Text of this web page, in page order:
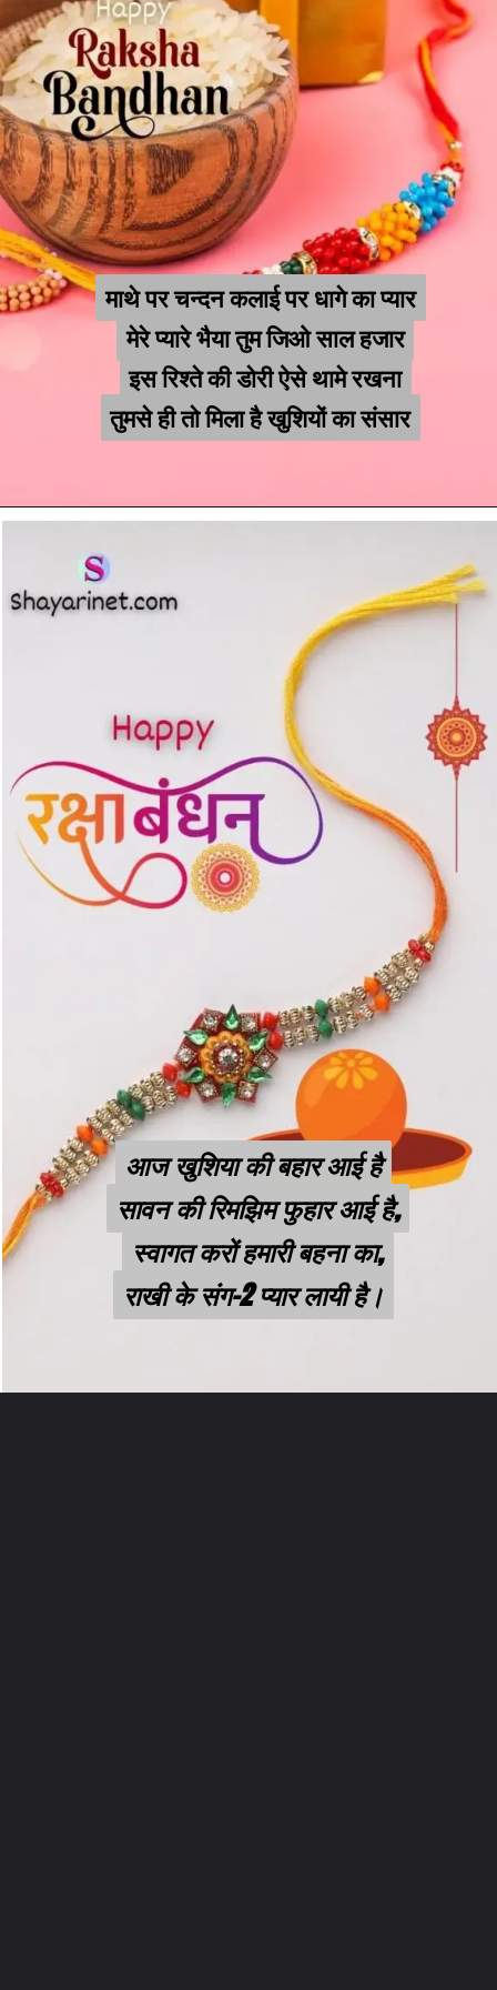
माथे पर चन्दन कलाई पर धागे का प्यार
मेरे प्यारे भैया तुम जिओ साल हजार
इस रिश्ते की डोरी ऐसे थामे रखना
तुमसे ही तो मिला है खुशियों का संसार
माथे पर चन्दन कलाई पर धागे का प्यार
मेरे प्यारे भैया तुम जिओ साल हजार
इस रिश्ते की डोरी ऐसे थामे रखना
तुमसे ही तो मिला है खुशियों का संसार
आज खुशिया की बहार आई है
सावन की रिमझिम फुहार आई है,
स्वागत करों हमारी बहना का,
राखी के संग-2 प्यार लायी है।
आज खुशिया की बहार आई है
सावन की रिमझिम फुहार आई है,
स्वागत करों हमारी बहना का,
राखी के संग-2 प्यार लायी है।